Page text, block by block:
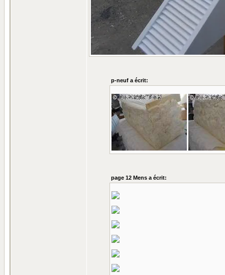
p-neuf a écrit:
page 12 Mens a écrit: